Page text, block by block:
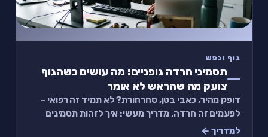
גוף ונפש
תסמיני חרדה גופניים: מה עושים כשהגוף
צועק מה שהראש לא אומר
דופק מהיר, כאבי בטן, סחרחורת? לא תמיד זה רפואי -
לפעמים זה חרדה. מדריך מעשי: איך לזהות תסמינים
גופניים של חרדה ומה באמת עוזר.
למדריך ←